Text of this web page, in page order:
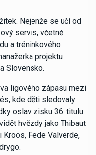
Nejenže se učí od
servis, včetně
a tréninkového
projektu
Slovensko.
ligového zápasu mezi
kde děti sledovaly
oslav zisku 36. titulu
hvězdy jako Thibaut
Kroos, Fede Valverde,